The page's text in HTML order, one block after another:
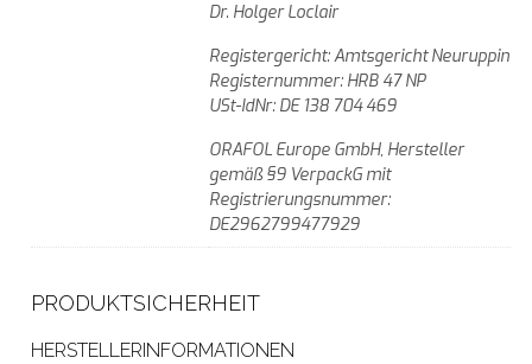
Dr. Holger Loclair
Registergericht: Amtsgericht Neuruppin
Registernummer: HRB 47 NP
USt-IdNr: DE 138 704 469
ORAFOL Europe GmbH, Hersteller
gemäß §9 VerpackG mit
Registrierungsnummer:
DE2962799477929
PRODUKTSICHERHEIT
HERSTELLERINFORMATIONEN